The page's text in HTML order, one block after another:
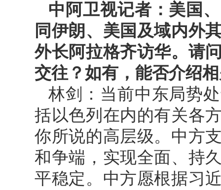
中阿卫视记者：美国
同伊朗、美国及域内外
外长阿拉格齐访华。请
交往？如有，能否介绍
林剑：当前中东局势
括以色列在内的有关各
你所说的高层级。中方
和争端，实现全面、持
平稳定。中方愿根据习